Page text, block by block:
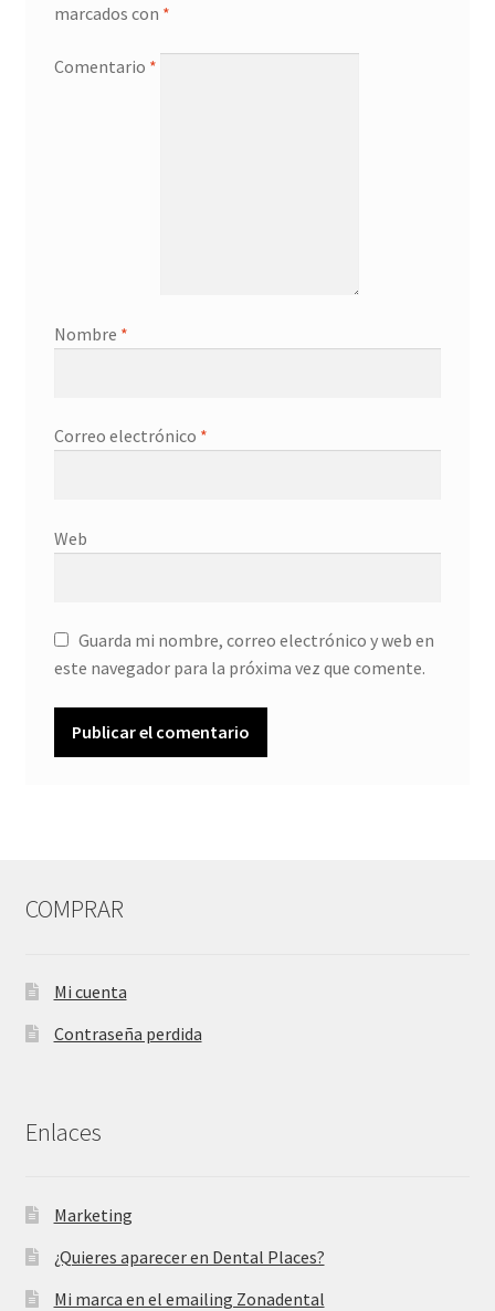
marcados con *
Comentario *
Nombre *
Correo electrónico *
Web
Guarda mi nombre, correo electrónico y web en
este navegador para la próxima vez que comente.
COMPRAR
Mi cuenta
Contraseña perdida
Enlaces
Marketing
¿Quieres aparecer en Dental Places?
Mi marca en el emailing Zonadental